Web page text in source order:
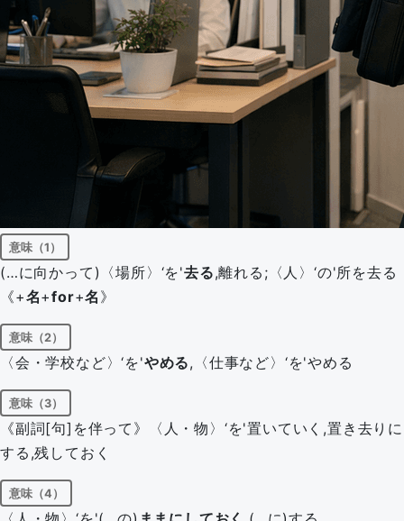
意味（1）
(…に向かって)〈場所〉‘を'去る,離れる;〈人〉‘の'所を去る
《+名+for+名 》
意味（2）
〈会・学校など〉‘を'やめる,〈仕事など〉‘を'やめる
意味（3）
《副詞[句]を伴って》〈人・物〉‘を'置いていく,置き去りに
する,残しておく
意味（4）